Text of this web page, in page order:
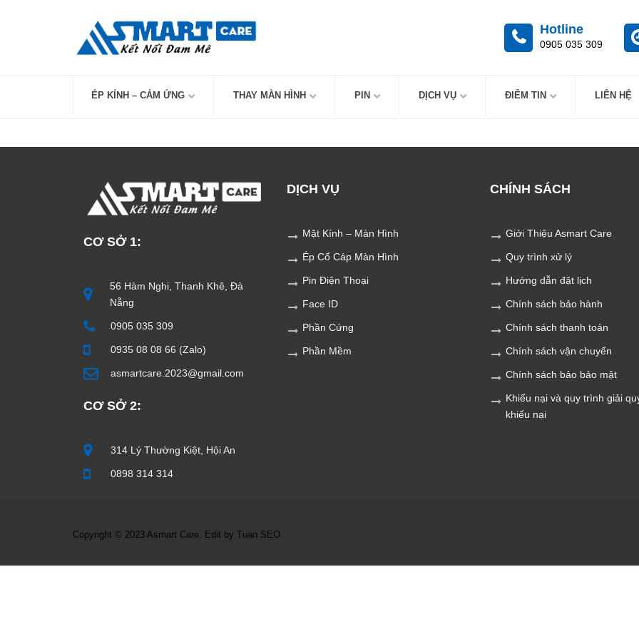
Hotline
0905 035 309
ÉP KÍNH – CẢM ỨNG THAY MÀN HÌNH PIN DỊCH VỤ ĐIỂM TIN LIÊN HỆ
CƠ SỞ 1:
56 Hàm Nghi, Thanh Khê, Đà
Nẵng
0905 035 309
0935 08 08 66 (Zalo)
asmartcare.2023@gmail.com
CƠ SỞ 2:
314 Lý Thường Kiệt, Hội An
0898 314 314
DỊCH VỤ
Mặt Kính – Màn Hình
Ép Cổ Cáp Màn Hình
Pin Điện Thoại
Face ID
Phần Cứng
Phần Mềm
CHÍNH SÁCH
Giới Thiệu Asmart Care
Quy trình xử lý
Hướng dẫn đặt lịch
Chính sách bảo hành
Chính sách thanh toán
Chính sách vận chuyển
Chính sách bảo bảo mật
Khiếu nại và quy trình giải
khiếu nại
Copyright © 2023 Asmart Care. Edit by Tuan SEO.